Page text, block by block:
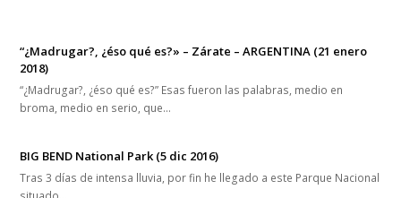
“¿Madrugar?, ¿éso qué es?» – Zárate – ARGENTINA (21 enero
2018)
“¿Madrugar?, ¿éso qué es?” Esas fueron las palabras, medio en
broma, medio en serio, que…
BIG BEND National Park (5 dic 2016)
Tras 3 días de intensa lluvia, por fin he llegado a este Parque Nacional